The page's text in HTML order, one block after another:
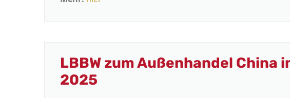
LBBW zum Außenhandel China
2025